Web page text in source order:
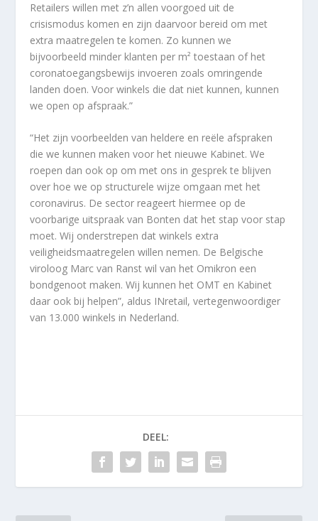
Retailers willen met z’n allen voorgoed uit de
crisismodus komen en zijn daarvoor bereid om met
extra maatregelen te komen. Zo kunnen we
bijvoorbeeld minder klanten per m² toestaan of het
coronatoegangsbewijs invoeren zoals omringende
landen doen. Voor winkels die dat niet kunnen, kunnen
we open op afspraak.”
“Het zijn voorbeelden van heldere en reële afspraken
die we kunnen maken voor het nieuwe Kabinet. We
roepen dan ook op om met ons in gesprek te blijven
over hoe we op structurele wijze omgaan met het
coronavirus. De sector reageert hiermee op de
voorbarige uitspraak van Bonten dat het stap voor stap
moet. Wij onderstrepen dat winkels extra
veiligheidsmaatregelen willen nemen. De Belgische
viroloog Marc van Ranst wil van het Omikron een
bondgenoot maken. Wij kunnen het OMT en Kabinet
daar ook bij helpen”, aldus INretail, vertegenwoordiger
van 13.000 winkels in Nederland.
DEEL: